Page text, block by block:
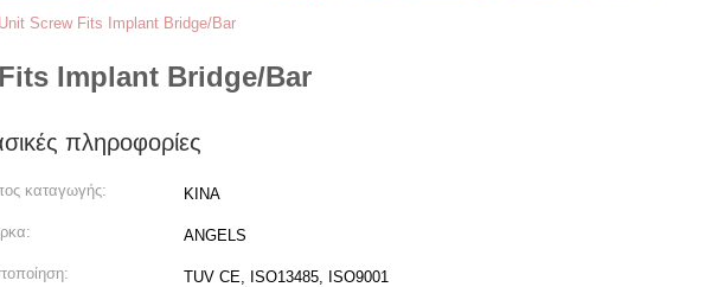
Screw Fits Implant Bridge/Bar
Implant Bridge/Bar
πληροφορίες
καταγωγής: ΚΙΝΑ
ANGELS
TUV CE, ISO13485, ISO9001